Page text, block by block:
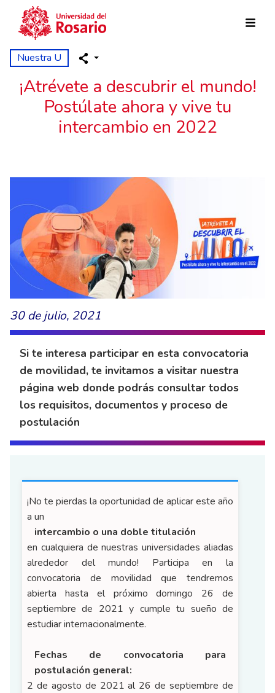
Pasar al contenido principal
Nuestra U
¡Atrévete a descubrir el mundo!
Postúlate ahora y vive tu
intercambio en 2022
30 de julio, 2021
Si te interesa participar en esta convocatoria
de movilidad, te invitamos a visitar nuestra
página web donde podrás consultar todos
los requisitos, documentos y proceso de
postulación
¡No te pierdas la oportunidad de aplicar este año
a un
intercambio o una doble titulación
en cualquiera de nuestras universidades aliadas
alrededor del mundo! Participa en la
convocatoria de movilidad que tendremos
abierta hasta el próximo domingo 26 de
septiembre de 2021 y cumple tu sueño de
estudiar internacionalmente.
Fechas de convocatoria para
postulación general:
2 de agosto de 2021 al 26 de septiembre de